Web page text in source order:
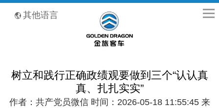
其他语言
树立和践行正确政绩观要做到三个“认认真
真、扎扎实实”
作者：共产党员微信 时间：2026-05-18 11:55:45 来